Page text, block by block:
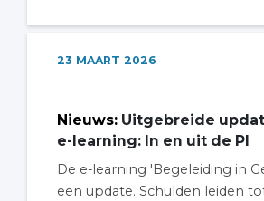
23 MAART 2026
Nieuws: Uitgebreide
e-learning: In en uit de PI
De e-learning 'Begeleiding in
een update. Schulden leiden